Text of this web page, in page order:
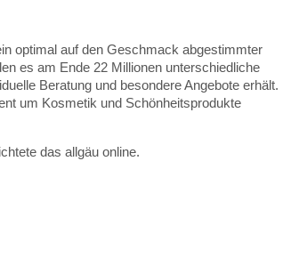
optimal auf den Geschmack abgestimmter
es am Ende 22 Millionen unterschiedliche
Beratung und besondere Angebote erhält.
um Kosmetik und Schönheitsprodukte
das allgäu online.